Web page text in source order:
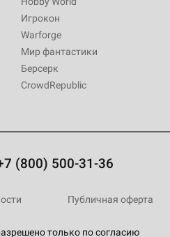
Игрокон
Warforge
Мир фантастики
Берсерк
CrowdRepublic
(800) 500-31-36
только по согласию
Публичная оферта